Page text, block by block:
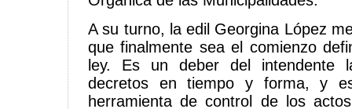
A su turno, la edil Georgina López
que finalmente sea el comienzo
ley. Es un deber del intendente
decretos en tiempo y forma, y
herramienta de control de los